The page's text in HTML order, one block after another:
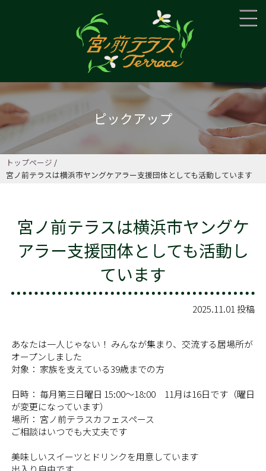
ピックアップ
トップページ
宮ノ前テラスは横浜市ヤングケアラー支援団体としても活動しています
宮ノ前テラスは横浜市ヤングケ
アラー支援団体としても活動し
ています
2025.11.01 投稿
あなたは一人じゃない！ みんなが集まり、交流する居場所が
オープンしました
対象： 家族を支えている39歳までの方
日時： 毎月第三日曜日 15:00～18:00 11月は16日です（曜日
が変更になっています）
場所： 宮ノ前テラスカフェスペース
ご相談はいつでも大丈夫です
美味しいスイーツとドリンクを用意しています